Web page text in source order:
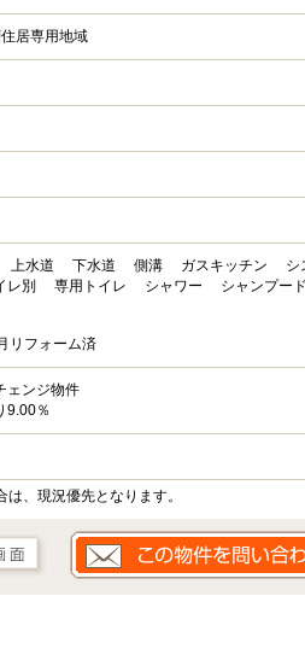
居専用地域
上水道 下水道 側溝 ガスキッチン
シ
レ別
専用トイレ シャワー
シャンプー
リフォーム済
ェンジ物件
9.00％
、現況優先となります。